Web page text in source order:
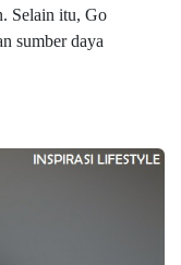
Selain itu, Go
sumber daya